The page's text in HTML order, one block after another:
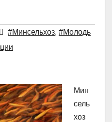
#Минсельхоз, #Молодь
Мин
сель
хоз